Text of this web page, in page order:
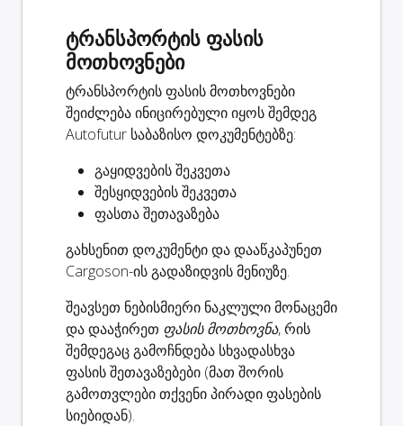
ტრანსპორტის ფასის
მოთხოვნები
ტრანსპორტის ფასის მოთხოვნები
შეიძლება ინიცირებული იყოს შემდეგ
Autofutur საბაზისო დოკუმენტებზე:
გაყიდვების შეკვეთა
შესყიდვების შეკვეთა
ფასთა შეთავაზება
გახსენით დოკუმენტი და დააწკაპუნეთ
Cargoson-ის გადაზიდვის მენიუზე.
შეავსეთ ნებისმიერი ნაკლული მონაცემი
და დააჭირეთ ფასის მოთხოვნა, რის
შემდეგაც გამოჩნდება სხვადასხვა
ფასის შეთავაზებები (მათ შორის
გამოთვლები თქვენი პირადი ფასების
სიებიდან).